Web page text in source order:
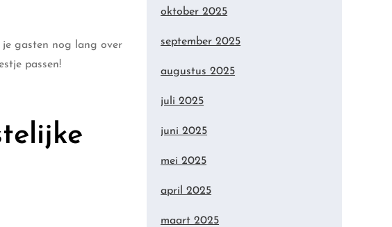
je gasten nog lang over
passen!
oktober 2025
september 2025
augustus 2025
juli 2025
juni 2025
mei 2025
april 2025
maart 2025